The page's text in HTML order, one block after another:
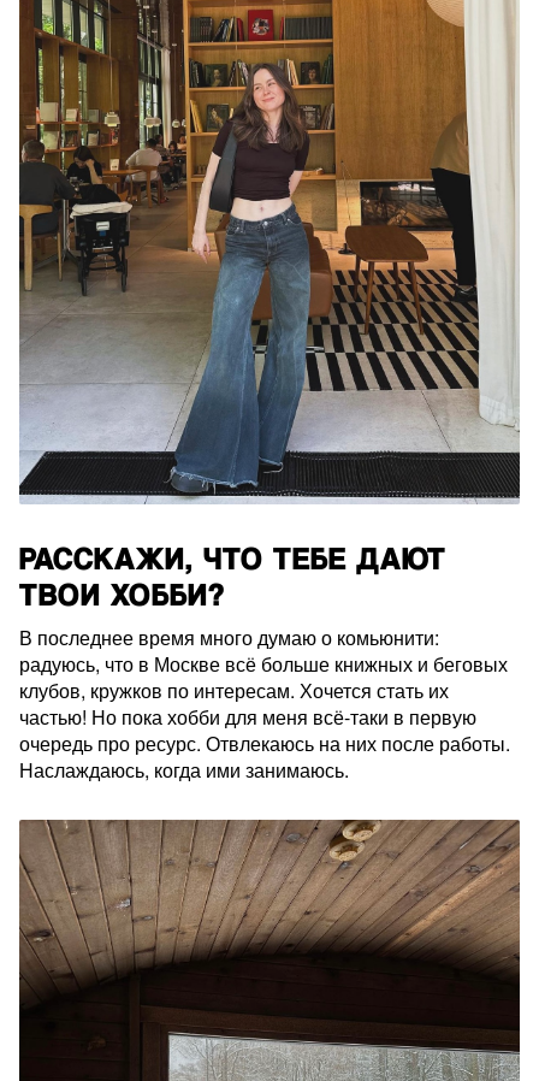
РАССКАЖИ, ЧТО ТЕБЕ ДАЮТ
ТВОИ ХОББИ?
В последнее время много думаю о комьюнити:
радуюсь, что в Москве всё больше книжных и беговых
клубов, кружков по интересам. Хочется стать их
частью! Но пока хобби для меня всё-таки в первую
очередь про ресурс. Отвлекаюсь на них после работы.
Наслаждаюсь, когда ими занимаюсь.